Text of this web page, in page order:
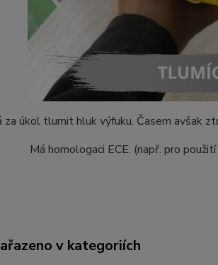
za úkol tlumit hluk výfuku. Časem avšak
Má homologaci ECE. (např. pro
v kategoriích